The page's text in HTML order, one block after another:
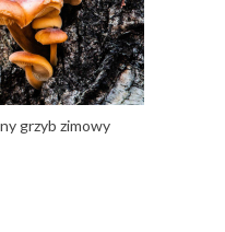
grzyb zimowy